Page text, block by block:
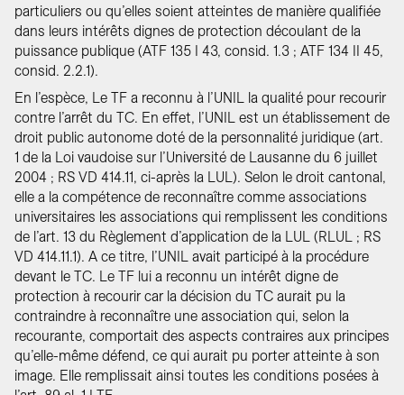
particuliers ou qu’elles soient atteintes de manière qualifiée
dans leurs intérêts dignes de protection découlant de la
puissance publique (ATF 135 I 43, consid. 1.3 ; ATF 134 II 45,
consid. 2.2.1).
En l’espèce, Le TF a reconnu à l’UNIL la qualité pour recourir
contre l’arrêt du TC. En effet, l’UNIL est un établissement de
droit public autonome doté de la personnalité juridique (art.
1 de la Loi vaudoise sur l’Université de Lausanne du 6 juillet
2004 ; RS VD 414.11, ci-après la LUL). Selon le droit cantonal,
elle a la compétence de reconnaître comme associations
universitaires les associations qui remplissent les conditions
de l’art. 13 du Règlement d’application de la LUL (RLUL ; RS
VD 414.11.1). A ce titre, l’UNIL avait participé à la procédure
devant le TC. Le TF lui a reconnu un intérêt digne de
protection à recourir car la décision du TC aurait pu la
contraindre à reconnaître une association qui, selon la
recourante, comportait des aspects contraires aux principes
qu’elle-même défend, ce qui aurait pu porter atteinte à son
image. Elle remplissait ainsi toutes les conditions posées à